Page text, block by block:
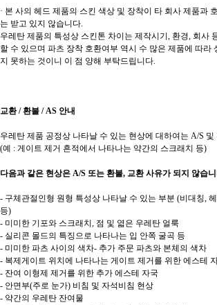
· 본 사의 헤드 제품의 스킨 색상 및 장착이 타 회사 제품과
는 받고 있지 않습니다.
우레탄 제품의 특성상 스킨톤 차이는 제작시기, 환경, 회사
할 수 있으며 파츠 장착 호환여부 역시 수 많은 제품에 따라
지 못하는 것이니 이 점 양해 부탁드립니다.
교환 / 환불 / AS 안내
우레탄 제품 공정상 나타날 수 있는 현상에 대하여는 A/S
(예 : 게이트 제거 흔적에서 나타나는 약간의 스크래치 등)
다음과 같은 현상은 A/S 또는 환불, 교환 사유가 되지 않습
- 구체관절인형 원형 특성상 나타날 수 있는 부분 (비대칭,
등)
- 미미한 기포와 스크래치, 점 및 엷은 우레탄 얼룩
- 실리콘 몰드의 특징으로 나타나는 입 안쪽 굴곡 등
- 미미한 파츠 사이의 색차- 추가 주문 파츠와 본체의 색차
- 복제게이트 위치에 나타나는 게이트 제거를 위한 에스테
- 잔여 이형제 제거를 위한 추가 에스테 자국
- 안면부(주로 눈가) 비침 및 자석비침 현상
- 약간의 우레탄 잔여물